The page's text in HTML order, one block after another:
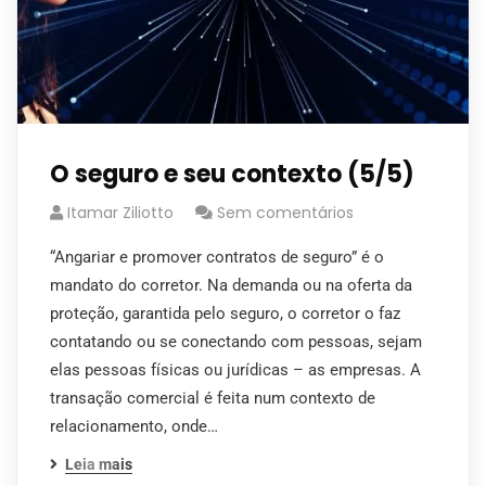
O seguro e seu contexto (5/5)
Itamar Ziliotto Sem comentários
“Angariar e promover contratos de seguro” é o
mandato do corretor. Na demanda ou na oferta da
proteção, garantida pelo seguro, o corretor o faz
contatando ou se conectando com pessoas, sejam
elas pessoas físicas ou jurídicas – as empresas. A
transação comercial é feita num contexto de
relacionamento, onde…
Leia mais